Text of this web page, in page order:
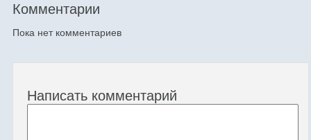
Комментарии
Пока нет комментариев
Написать комментарий